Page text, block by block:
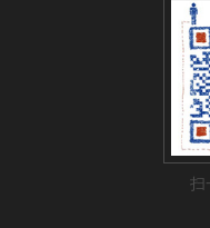
扫